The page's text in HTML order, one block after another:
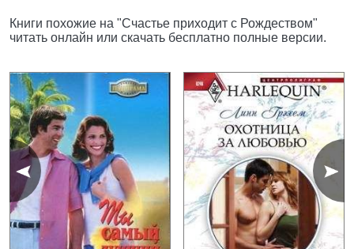
Книги похожие на "Счастье приходит с Рождеством"
читать онлайн или скачать бесплатно полные версии.